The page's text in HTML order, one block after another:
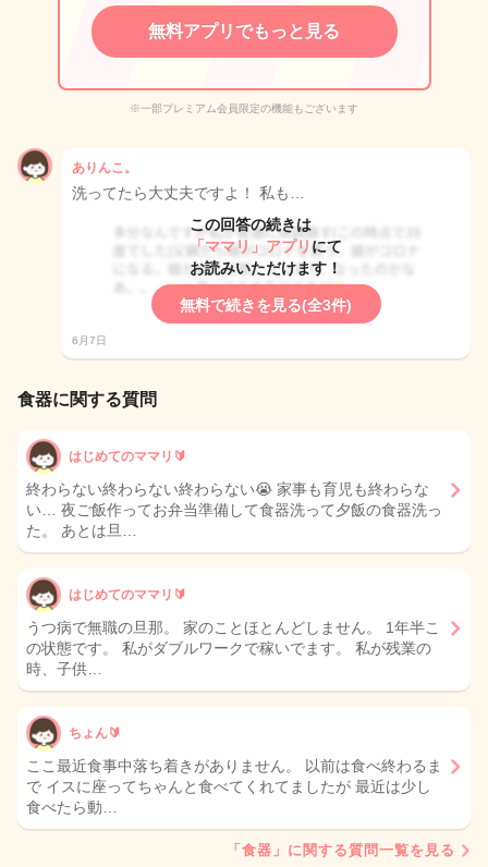
無料アプリでもっと見る
※一部プレミアム会員限定の機能もございます
ありんこ。
洗ってたら大丈夫ですよ！ 私も…
この回答の続きは
「ママリ」アプリ にて
お読みいただけます！
無料で続きを見る(全3件)
6月7日
食器に関する質問
はじめてのママリ🔰
終わらない終わらない終わらない😭 家事も育児も終わらな
い… 夜ご飯作ってお弁当準備して食器洗って夕飯の食器洗っ
た。 あとは旦…
はじめてのママリ🔰
うつ病で無職の旦那。 家のことほとんどしません。 1年半こ
の状態です。 私がダブルワークで稼いでます。 私が残業の
時、子供…
ちょん🔰
ここ最近食事中落ち着きがありません。 以前は食べ終わるま
で イスに座ってちゃんと食べてくれてましたが 最近は少し
食べたら動…
「食器」に関する質問一覧を見る